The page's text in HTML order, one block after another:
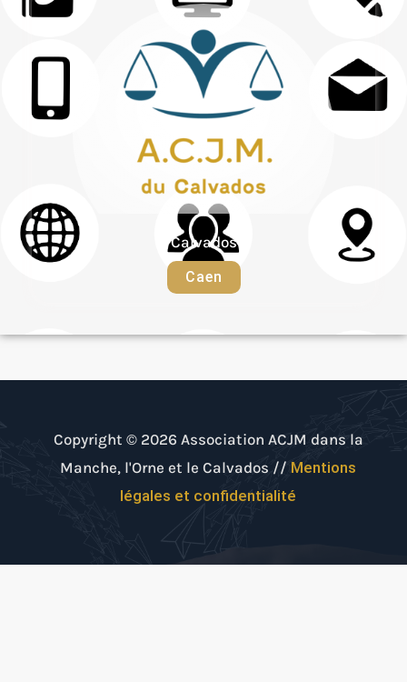
Calvados
Caen
Copyright © 2026 Association ACJM dans la
Manche, l'Orne et le Calvados // Mentions
légales et confidentialité